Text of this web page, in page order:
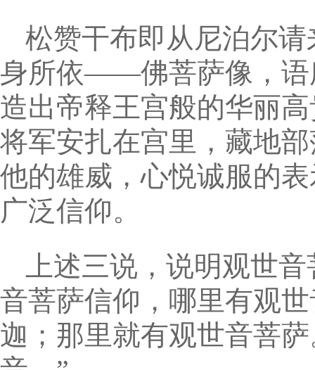
松赞干布即从尼泊尔
身所依——佛菩萨像，
造出帝释王宫般的华丽
将军安扎在宫里，藏地
他的雄威，心悦诚服的
广泛信仰。
上述三说，说明观世
音菩萨信仰，哪里有观
迦；那里就有观世音菩